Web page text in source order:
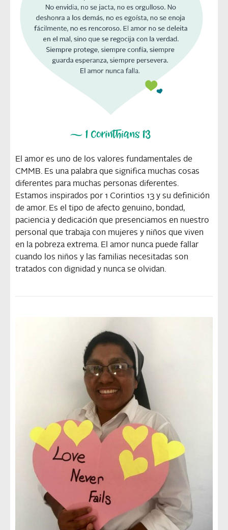
El amor es uno de los valores fundamentales de
CMMB. Es una palabra que significa muchas cosas
diferentes para muchas personas diferentes.
Estamos inspirados por 1 Corintios 13 y su definición
de amor. Es el tipo de afecto genuino, bondad,
paciencia y dedicación que presenciamos en nuestro
personal que trabaja con mujeres y niños que viven
en la pobreza extrema. El amor nunca puede fallar
cuando los niños y las familias necesitadas son
tratados con dignidad y nunca se olvidan.